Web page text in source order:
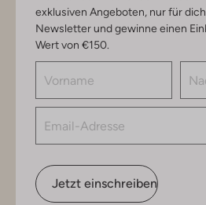
exklusiven Angeboten, nur für
Newsletter und gewinne einen
Wert von €150.
Jetzt einschreiben